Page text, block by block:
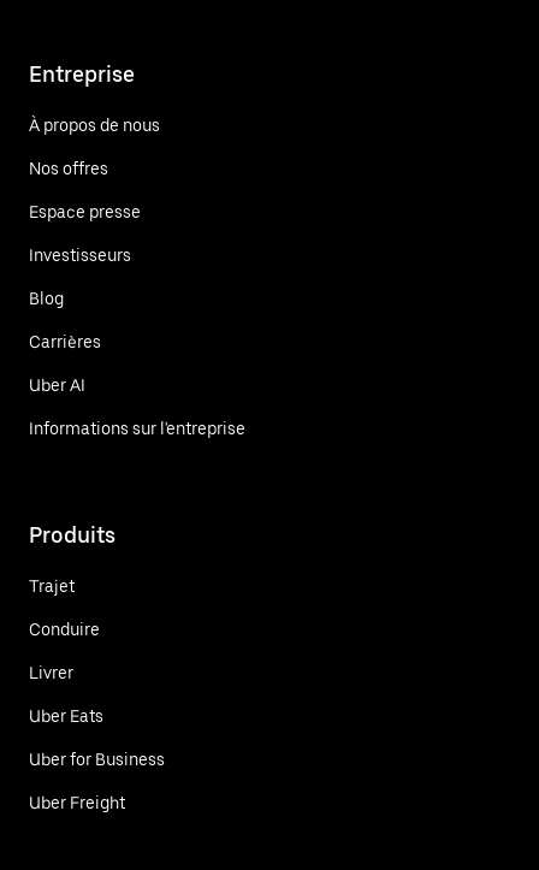
Entreprise
À propos de nous
Nos offres
Espace presse
Investisseurs
Blog
Carrières
Uber AI
Informations sur l'entreprise
Produits
Trajet
Conduire
Livrer
Uber Eats
Uber for Business
Uber Freight